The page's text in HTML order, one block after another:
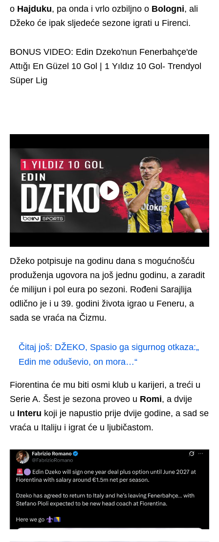
o Hajduku, pa onda i vrlo ozbiljno o Bologni, ali
Džeko će ipak sljedeće sezone igrati u Firenci.
BONUS VIDEO: Edin Dzeko'nun Fenerbahçe'de
Attığı En Güzel 10 Gol | 1 Yıldız 10 Gol- Trendyol
Süper Lig
Džeko potpisuje na godinu dana s mogućnošću
produženja ugovora na još jednu godinu, a zaradit
će milijun i pol eura po sezoni. Rođeni Sarajlija
odlično je i u 39. godini života igrao u Feneru, a
sada se vraća na Čizmu.
Čitaj još: DŽEKO, Spasio ga sigurnog otkaza:„
Edin me oduševio, on mora…“
Fiorentina će mu biti osmi klub u karijeri, a treći u
Serie A. Šest je sezona proveo u Romi, a dvije
u Interu koji je napustio prije dvije godine, a sad se
vraća u Italiju i igrat će u ljubičastom.